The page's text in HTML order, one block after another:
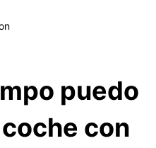
puedo
con